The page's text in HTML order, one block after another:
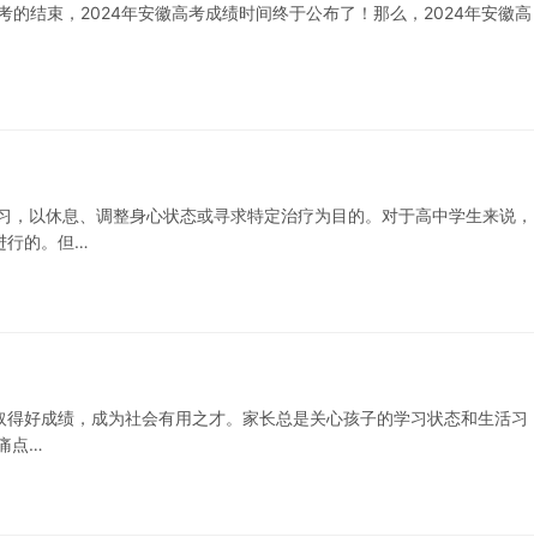
结束，2024年安徽高考成绩时间终于公布了！那么，2024年安徽高
以休息、调整身心状态或寻求特定治疗为目的。对于高中学生来说，
行的。但…
好成绩，成为社会有用之才。家长总是关心孩子的学习状态和生活习
点…